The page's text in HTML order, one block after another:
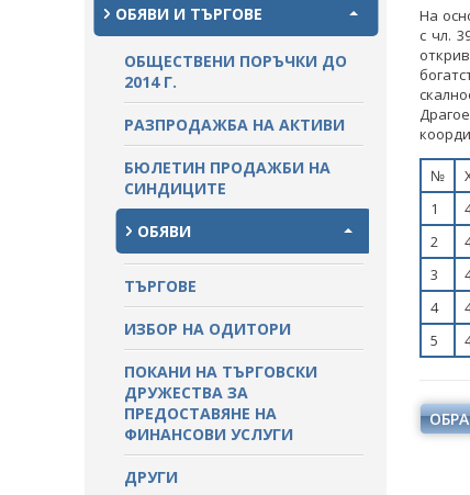
ПРОЦЕДУРИ
СЪБИРАНЕ НА ОФЕРТИ С ОБЯВИ
ПАЗАРНИ КОНСУЛТАЦИИ
СТАНОВИЩА НА АОП
ОБЯВЛЕНИЯ ЗА ПРЕДВАРИТЕЛНА
ИНФОРМАЦИЯ
ВЪТРЕШНИ ПРАВИЛА И
ДОКУМЕНТИ
ПРОЦЕДУРИ
ПУБЛИЧНИ ПОКАНИ
ПОКАНИ
ОБЯВЛЕНИЯ ЗА ПРЕДВАРИТЕЛНА
ИНФОРМАЦИЯ
ПРЕДВАРИТЕЛЕН КОНТРОЛ
СТАНОВИЩА НА АОП ПО
ЗАПИТВАНИЯ
ОБЯВИ И ТЪРГОВЕ
ОБЩЕСТВЕНИ ПОРЪЧКИ ДО
2014 Г.
РАЗПРОДАЖБА НА АКТИВИ
БЮЛЕТИН ПРОДАЖБИ НА
СИНДИЦИТЕ
ОБЯВИ
ТЪРГОВЕ
ИЗБОР НА ОДИТОРИ
ПОКАНИ НА ТЪРГОВСКИ
ДРУЖЕСТВА ЗА
ПРЕДОСТАВЯНЕ НА
ФИНАНСОВИ УСЛУГИ
ДРУГИ
На
с чл.
№
1
2
3
4
5